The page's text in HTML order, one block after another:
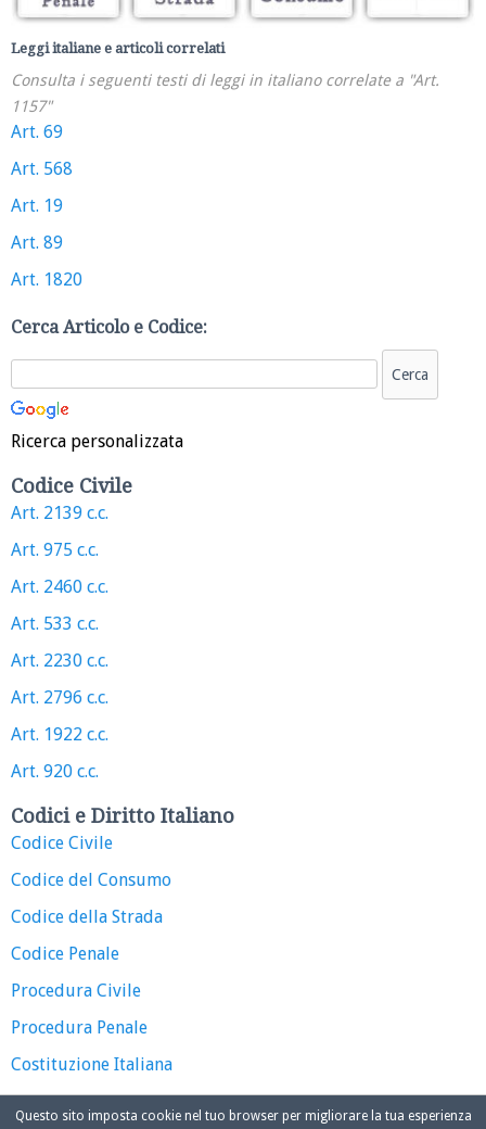
Leggi italiane e articoli correlati
Consulta i seguenti testi di leggi in italiano correlate a "Art.
1157"
Art. 69
Art. 568
Art. 19
Art. 89
Art. 1820
Cerca Articolo e Codice:
Ricerca personalizzata
Codice Civile
Art. 2139 c.c.
Art. 975 c.c.
Art. 2460 c.c.
Art. 533 c.c.
Art. 2230 c.c.
Art. 2796 c.c.
Art. 1922 c.c.
Art. 920 c.c.
Codici e Diritto Italiano
Codice Civile
Codice del Consumo
Codice della Strada
Codice Penale
Procedura Civile
Procedura Penale
Costituzione Italiana
Questo sito imposta cookie nel tuo browser per migliorare la tua esperienza